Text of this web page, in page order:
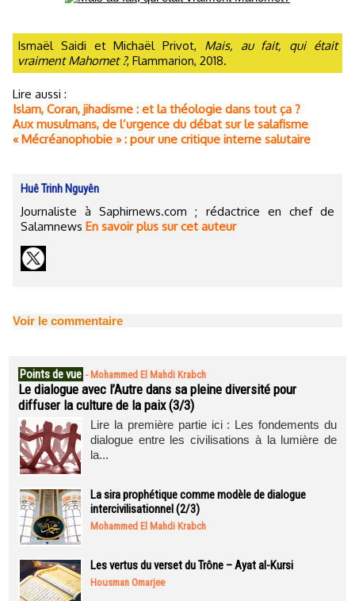
Ismaël Saidi et Michaël Privot, Mais, au fait, qui était
vraiment Mahomet ?, Flammarion, 2018.
Lire aussi :
Islam, Coran, jihadisme : et la théologie dans tout ça ?
Aux musulmans, de l’urgence du débat sur le salafisme
« Mécréanophobie » : pour une critique interne salutaire
Huê Trinh Nguyên
Journaliste à Saphirnews.com ; rédactrice en chef de
Salamnews En savoir plus sur cet auteur
Voir le commentaire
Points de vue - Mohammed El Mahdi Krabch
Le dialogue avec l’Autre dans sa pleine diversité pour
diffuser la culture de la paix (3/3)
Lire la première partie ici : Les fondements du
dialogue entre les civilisations à la lumière de
la...
La sira prophétique comme modèle de dialogue
intercivilisationnel (2/3)
Mohammed El Mahdi Krabch
Les vertus du verset du Trône – Ayat al-Kursi
Housman Omarjee